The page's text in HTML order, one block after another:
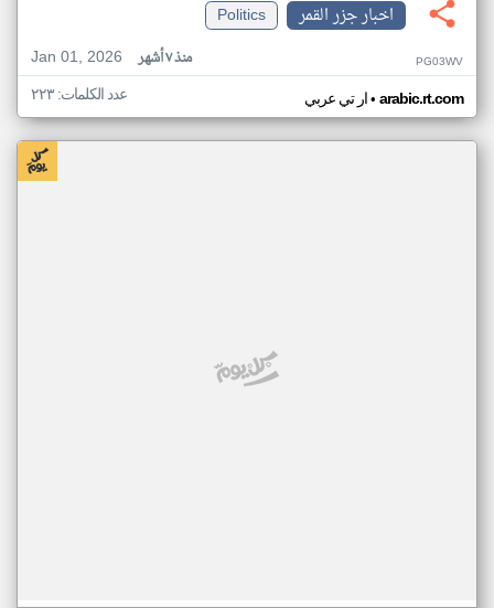
اخبار جزر القمر
Politics
Jan 01, 2026
منذ ٧ أشهر PG03WV
ار تي عربي• arabic.rt.com عدد الكلمات: ٢٢٣